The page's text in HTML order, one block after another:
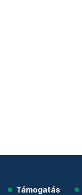
Támogatás